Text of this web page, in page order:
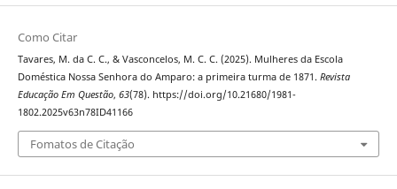
Como Citar
Tavares, M. da C. C., & Vasconcelos, M. C. C. (2025). Mulheres da Escola
Doméstica Nossa Senhora do Amparo: a primeira turma de 1871. Revista
Educação Em Questão, 63(78). https://doi.org/10.21680/1981-
1802.2025v63n78ID41166
Fomatos de Citação